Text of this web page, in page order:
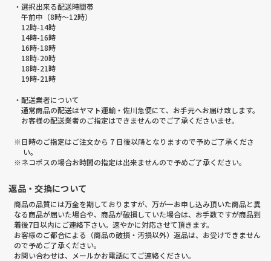
・選択出来る配送時間帯
午前中（8時～12時）
12時-14時
14時-16時
16時-18時
18時-20時
18時-21時
19時-21時
・配送業者について
通常商品の配送はヤマト運輸・佐川急便にて、お手元へお届け致します。
お客様の配送業者のご指定はできませんのでご了承くださいませ。
※日時のご指定はご注文から 7 日後以降となりますので予めご了承くださ
い。
※ネコポスの場合お時間の指定は出来ませんので予めご了承ください。
返品・交換について
商品の品質には万全を期しておりますが、万が一お申し込み頂いた商品と異
なる商品が届いた場合や、商品が破損していた場合は、お手数ですが商品到
着後7日以内にご連絡下さい。速やかに対応させて頂きます。
お客様のご都合による（商品の破損・汚損以外）返品は、お受けできません
ので予めご了承ください。
お問い合わせは、メールかお電話にてご連絡ください。